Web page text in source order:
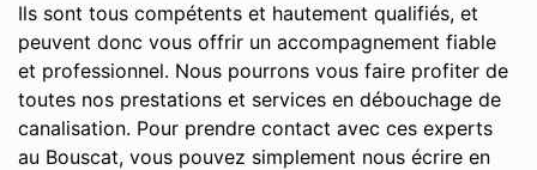
Ils sont tous compétents et hautement qualifiés, et
peuvent donc vous offrir un accompagnement fiable
et professionnel. Nous pourrons vous faire profiter de
toutes nos prestations et services en débouchage de
canalisation. Pour prendre contact avec ces experts
au Bouscat, vous pouvez simplement nous écrire en